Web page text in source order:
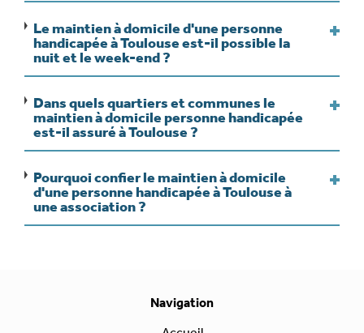
Le maintien à domicile d'une personne
handicapée à Toulouse est-il possible la
nuit et le week-end ?
Dans quels quartiers et communes le
maintien à domicile personne handicapée
est-il assuré à Toulouse ?
Pourquoi confier le maintien à domicile
d'une personne handicapée à Toulouse à
une association ?
Navigation